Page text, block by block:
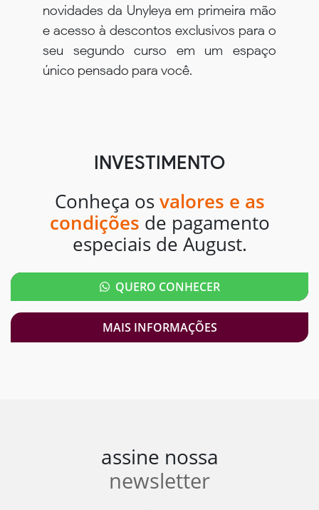
novidades da Unyleya em primeira mão
e acesso à descontos exclusivos para o
seu segundo curso em um espaço
único pensado para você.
INVESTIMENTO
Conheça os valores e as
condições de pagamento
especiais de August.
QUERO CONHECER
MAIS INFORMAÇÕES
assine nossa
newsletter